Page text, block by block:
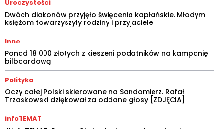
Uroczystości
Dwóch diakonów przyjęło święcenia kapłańskie. Młodym
księżom towarzyszyły rodziny i przyjaciele
Inne
Ponad 18 000 złotych z kieszeni podatników na kampanię
bilboardową
Polityka
Oczy całej Polski skierowane na Sandomierz. Rafał
Trzaskowski dziękował za oddane głosy [ZDJĘCIA]
infoTEMAT